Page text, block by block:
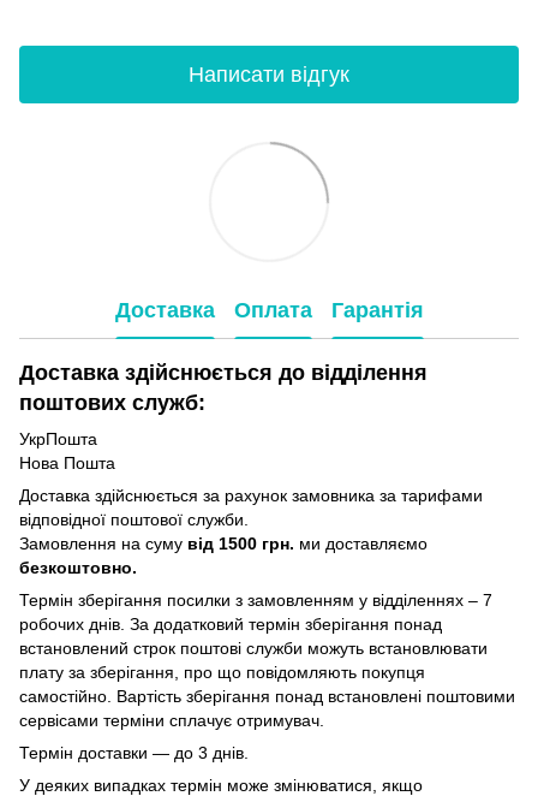
Написати відгук
Доставка Оплата Гарантія
Доставка здійснюється до відділення
поштових служб:
УкрПошта
Нова Пошта
Доставка здійснюється за рахунок замовника за тарифами
відповідної поштової служби.
Замовлення на суму від 1500 грн. ми доставляємо
безкоштовно.
Термін зберігання посилки з замовленням у відділеннях – 7
робочих днів. За додатковий термін зберігання понад
встановлений строк поштові служби можуть встановлювати
плату за зберігання, про що повідомляють покупця
самостійно. Вартість зберігання понад вcтановлені поштовими
сервісами терміни сплачує отримувач.
Термін доставки — до 3 днів.
У деяких випадках термін може змінюватися, якщо